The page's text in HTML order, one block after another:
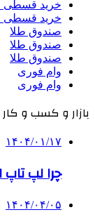
خرید قسطی
خرید قسطی
صندوق طلا
صندوق طلا
صندوق طلا
وام فوری
وام فوری
بازار و کسب و کار
۱۴۰۴/۰۱/۱۷
چرا لپ
۱۴۰۴/۰۴/۰۵